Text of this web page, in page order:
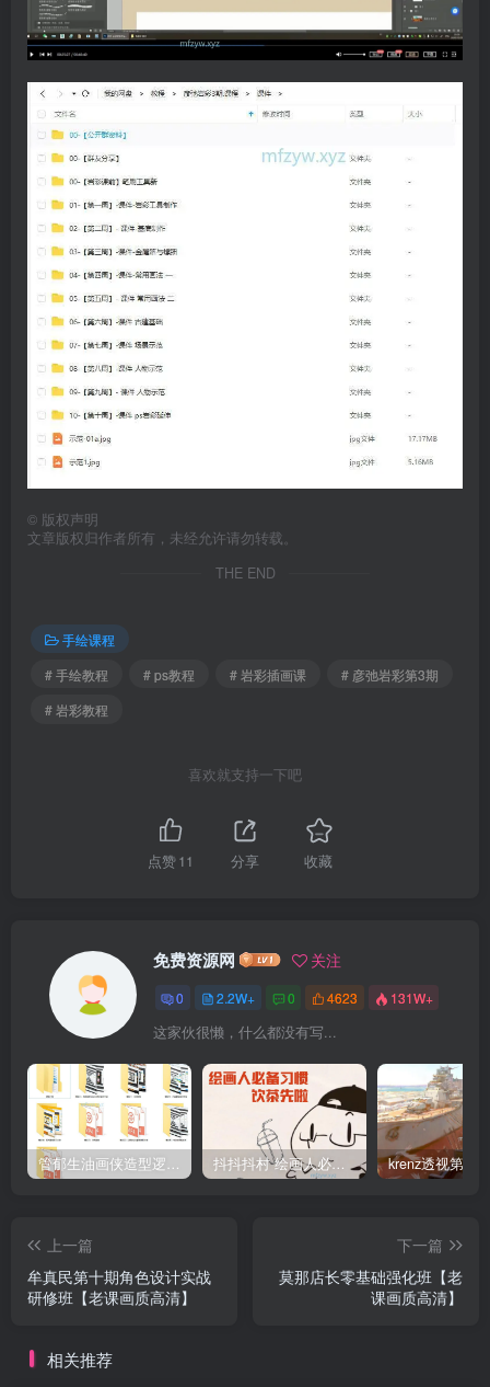
© 版权声明
文章版权归作者所有，未经允许请勿转载。
THE END
手绘课程
# 手绘教程
# ps教程 # 岩彩插画课
# 彦弛岩彩第3期
# 岩彩教程
喜欢就支持一下吧
点赞11 分享 收藏
免费资源网 关注
0 2.2W+ 0 4623 131W+
这家伙很懒，什么都没有写...
抖抖抖村 绘画人必备习惯2020【画质不错】
上一篇
牟真民第十期角色设计实战
研修班【老课画质高清】
下一篇
莫那店长零基础强化班【老
课画质高清】
相关推荐